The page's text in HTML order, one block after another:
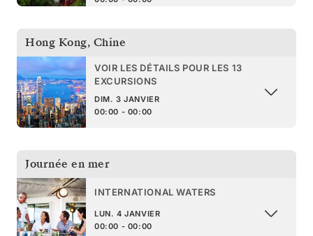
Hong Kong, Chine
VOIR LES DÉTAILS POUR LES 13
EXCURSIONS
DIM. 3 JANVIER
00:00 - 00:00
Journée en mer
INTERNATIONAL WATERS
LUN. 4 JANVIER
00:00 - 00:00